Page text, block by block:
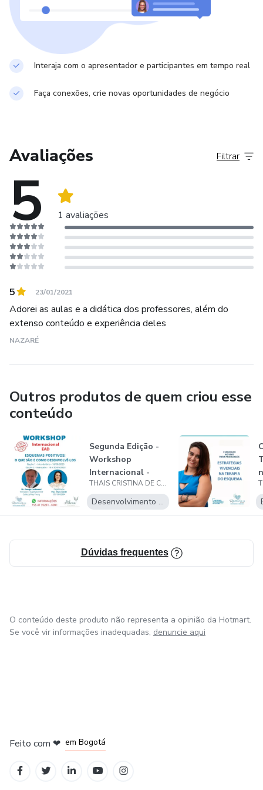
Interaja com o apresentador e participantes em tempo real
Faça conexões, crie novas oportunidades de negócio
Avaliações
5 1 avaliações
Filtrar
5 23/01/2021
Adorei as aulas e a didática dos professores, além do
extenso conteúdo e experiência deles
NAZARÉ
Outros produtos de quem criou esse
conteúdo
Segunda Edição -
Workshop
Internacional -
Esquemas
Positivos...
THAIS CRISTINA DE CASTRO CONDE
Desenvolvimento Pessoal
Dúvidas frequentes
O conteúdo deste produto não representa a opinião da Hotmart.
Se você vir informações inadequadas, denuncie aqui
Feito com ❤ em Bogotá